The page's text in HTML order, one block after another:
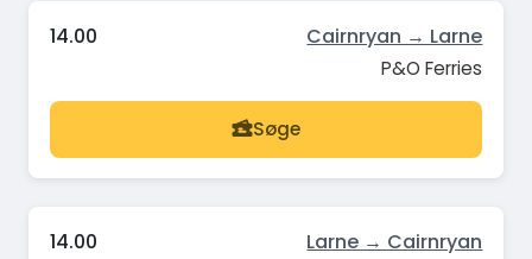
14.00 Cairnryan → Larne
P&O Ferries
Søge
14.00 Larne → Cairnryan